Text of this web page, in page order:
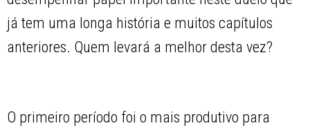
já tem uma longa história e muitos capítulos
anteriores. Quem levará a melhor desta vez?
O primeiro período foi o mais produtivo para